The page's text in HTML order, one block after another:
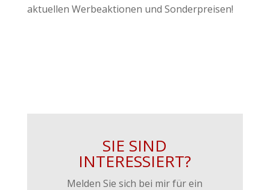
aktuellen Werbeaktionen und Sonderpreisen!
SIE SIND
INTERESSIERT?
Melden Sie sich bei mir für ein